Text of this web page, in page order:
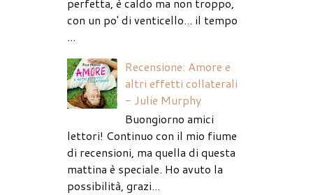
perfetta, è caldo ma non troppo,
con un po' di venticello... il tempo
...
Recensione: Amore e
altri effetti collaterali
- Julie Murphy
Buongiorno amici
lettori! Continuo con il mio fiume
di recensioni, ma quella di questa
mattina è speciale. Ho avuto la
possibilità, grazi...